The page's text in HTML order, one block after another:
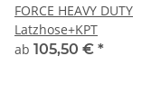
FORCE HEAVY DUTY
Latzhose+KPT
ab 105,50 € *